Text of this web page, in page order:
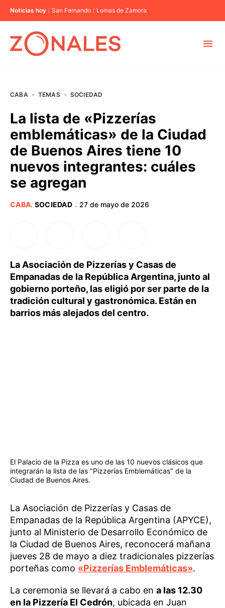
Noticias hoy San Fernando Lomas de Zamora
BUENOS AIRES
PROVINCIAS
CABA · TEMAS · SOCIEDAD
La lista de «Pizzerías
emblemáticas» de la Ciudad
de Buenos Aires tiene 10
nuevos integrantes: cuáles
se agregan
CABA. SOCIEDAD · 27 de mayo de 2026
La Asociación de Pizzerías y Casas de
Empanadas de la República Argentina, junto al
gobierno porteño, las eligió por ser parte de la
tradición cultural y gastronómica. Están en
barrios más alejados del centro.
El Palacio de la Pizza es uno de las 10 nuevos clásicos que
integrarán la lista de las "Pizzerías Emblemáticas" de la
Ciudad de Buenos Aires.
La Asociación de Pizzerías y Casas de
Empanadas de la República Argentina (APYCE),
junto al Ministerio de Desarrollo Económico de
la Ciudad de Buenos Aires, reconocerá mañana
jueves 28 de mayo a diez tradicionales pizzerías
porteñas como «Pizzerías Emblemáticas».
La ceremonia se llevará a cabo en a las 12.30
en la Pizzería El Cedrón, ubicada en Juan